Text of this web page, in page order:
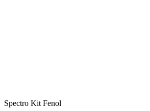
Spectro Kit Fenol